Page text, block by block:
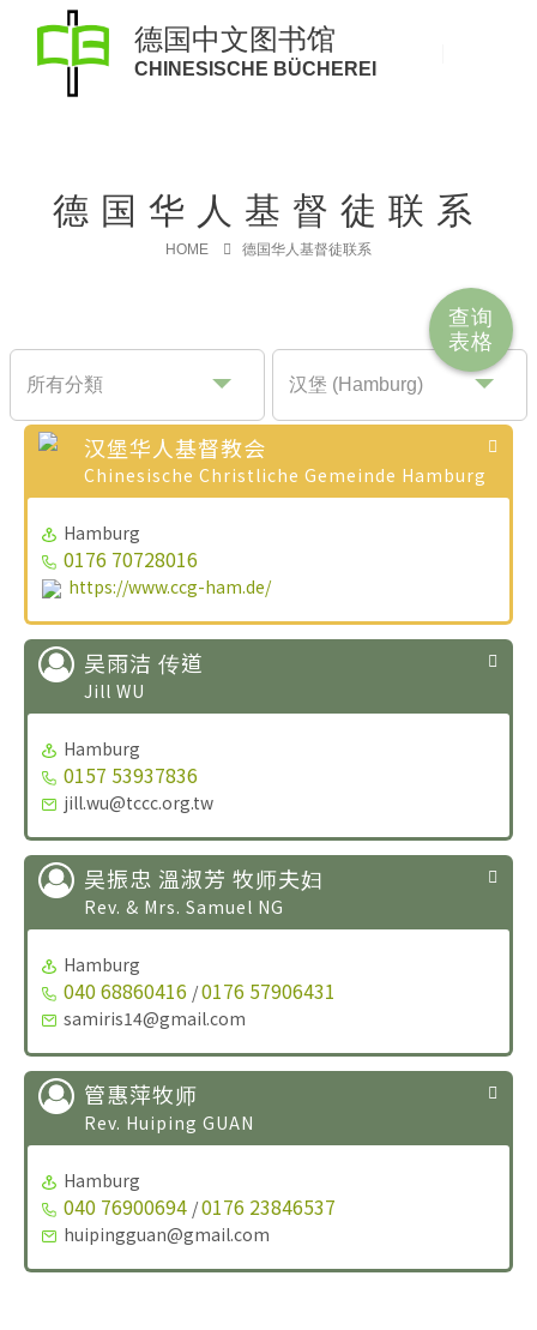
查询
表格
德国中文图书馆
CHINESISCHE BÜCHEREI
德国华人基督徒联系
HOME 德国华人基督徒联系
汉堡华人基督教会
Chinesische Christliche Gemeinde Hamburg
Hamburg
0176 70728016
https://www.ccg-ham.de/
吴雨洁 传道
Jill WU
Hamburg
0157 53937836
jill.wu@tccc.org.tw
吴振忠 溫淑芳 牧师夫妇
Rev. & Mrs. Samuel NG
Hamburg
040 68860416 /0176 57906431
samiris14@gmail.com
管惠萍牧师
Rev. Huiping GUAN
Hamburg
040 76900694 /0176 23846537
huipingguan@gmail.com